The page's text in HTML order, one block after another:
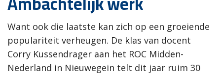
Want ook die laatste kan zich op een groeiende
populariteit verheugen. De klas van docent
Corry Kussendrager aan het ROC Midden-
Nederland in Nieuwegein telt dit jaar ruim 30